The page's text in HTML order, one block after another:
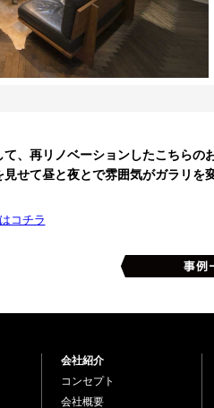
、再リノベーションしたこちらのお
せて昼と夜とで雰囲気がガラリを
コチラ
会社紹介
コンセプト
会社概要